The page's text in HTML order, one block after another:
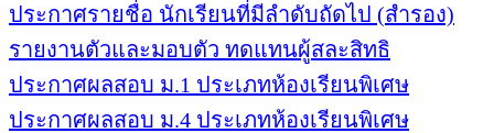
ประกาศรายชื่อ นักเรียนที่มีลำดับถัดไป (สำรอง)
รายงานตัวและมอบตัว ทดแทนผู้สละสิทธิ
ประกาศผลสอบ ม.1 ประเภทห้องเรียนพิเศษ
ประกาศผลสอบ ม.4 ประเภทห้องเรียนพิเศษ